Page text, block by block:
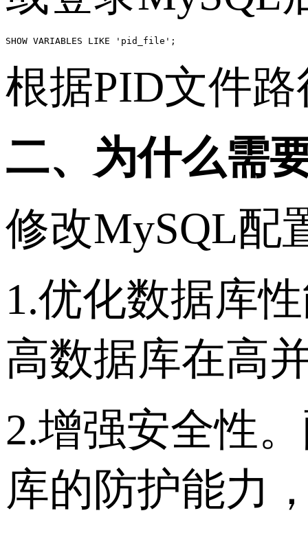
SHOW VARIABLES LIKE 'pid_file';
根据PID文件
二、为什么需
修改MySQL配
1.优化数据库
高数据库在高
2.增强安全性
库的防护能力